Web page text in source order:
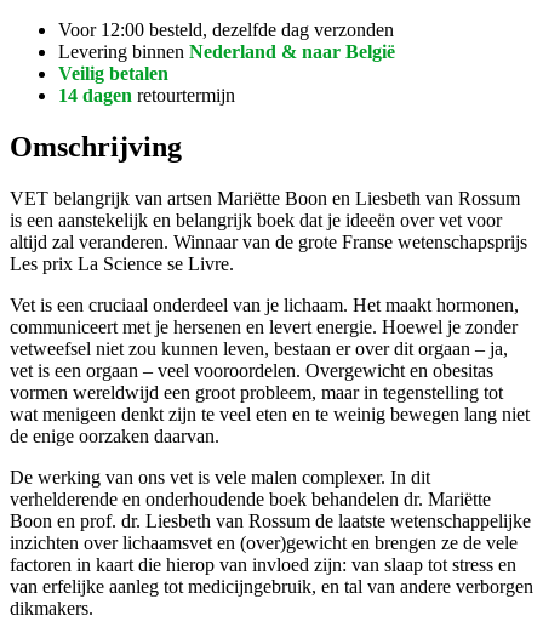
Voor 12:00 besteld, dezelfde dag verzonden
Levering binnen Nederland & naar België
Veilig betalen
14 dagen retourtermijn
Omschrijving
VET belangrijk van artsen Mariëtte Boon en Liesbeth van Rossum
is een aanstekelijk en belangrijk boek dat je ideeën over vet voor
altijd zal veranderen. Winnaar van de grote Franse wetenschapsprijs
Les prix La Science se Livre.
Vet is een cruciaal onderdeel van je lichaam. Het maakt hormonen,
communiceert met je hersenen en levert energie. Hoewel je zonder
vetweefsel niet zou kunnen leven, bestaan er over dit orgaan – ja,
vet is een orgaan – veel vooroordelen. Overgewicht en obesitas
vormen wereldwijd een groot probleem, maar in tegenstelling tot
wat menigeen denkt zijn te veel eten en te weinig bewegen lang niet
de enige oorzaken daarvan.
De werking van ons vet is vele malen complexer. In dit
verhelderende en onderhoudende boek behandelen dr. Mariëtte
Boon en prof. dr. Liesbeth van Rossum de laatste wetenschappelijke
inzichten over lichaamsvet en (over)gewicht en brengen ze de vele
factoren in kaart die hierop van invloed zijn: van slaap tot stress en
van erfelijke aanleg tot medicijngebruik, en tal van andere verborgen
dikmakers.